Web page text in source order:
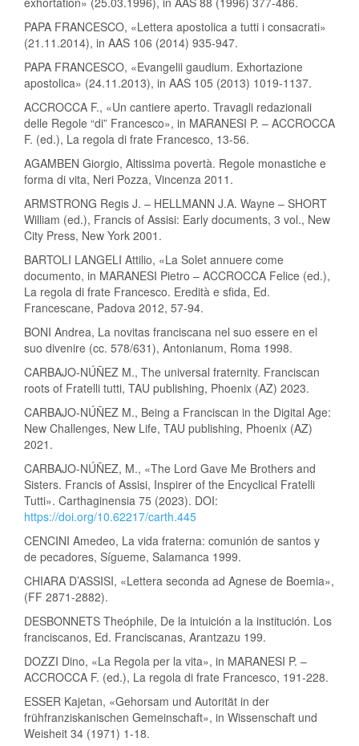
PAPA FRANCESCO, «Lettera apostolica a tutti i consacrati»
(21.11.2014), in AAS 106 (2014) 935-947.
PAPA FRANCESCO, «Evangelii gaudium. Exhortazione
apostolica» (24.11.2013), in AAS 105 (2013) 1019-1137.
ACCROCCA F., «Un cantiere aperto. Travagli redazionali
delle Regole “di” Francesco», in MARANESI P. – ACCROCCA
F. (ed.), La regola di frate Francesco, 13-56.
AGAMBEN Giorgio, Altissima povertà. Regole monastiche e
forma di vita, Neri Pozza, Vincenza 2011.
ARMSTRONG Regis J. – HELLMANN J.A. Wayne – SHORT
William (ed.), Francis of Assisi: Early documents, 3 vol., New
City Press, New York 2001.
BARTOLI LANGELI Attilio, «La Solet annuere come
documento, in MARANESI Pietro – ACCROCCA Felice (ed.),
La regola di frate Francesco. Eredità e sfida, Ed.
Francescane, Padova 2012, 57-94.
BONI Andrea, La novitas franciscana nel suo essere en el
suo divenire (cc. 578/631), Antonianum, Roma 1998.
CARBAJO-NÚÑEZ M., The universal fraternity. Franciscan
roots of Fratelli tutti, TAU publishing, Phoenix (AZ) 2023.
CARBAJO-NÚÑEZ M., Being a Franciscan in the Digital Age:
New Challenges, New Life, TAU publishing, Phoenix (AZ)
2021.
CARBAJO-NÚÑEZ, M., «The Lord Gave Me Brothers and
Sisters. Francis of Assisi, Inspirer of the Encyclical Fratelli
Tutti». Carthaginensia 75 (2023). DOI:
https://doi.org/10.62217/carth.445
CENCINI Amedeo, La vida fraterna: comunión de santos y
de pecadores, Sígueme, Salamanca 1999.
CHIARA D’ASSISI, «Lettera seconda ad Agnese de Boemia»,
(FF 2871-2882).
DESBONNETS Theóphile, De la intuición a la institución. Los
franciscanos, Ed. Franciscanas, Arantzazu 199.
DOZZI Dino, «La Regola per la vita», in MARANESI P. –
ACCROCCA F. (ed.), La regola di frate Francesco, 191-228.
ESSER Kajetan, «Gehorsam und Autorität in der
frühfranziskanischen Gemeinschaft», in Wissenschaft und
Weisheit 34 (1971) 1-18.